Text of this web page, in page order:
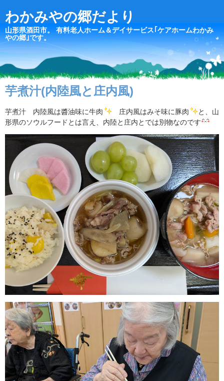
わかみやの郷だより
山形県酒田市。 有料老人ホーム＆デイサービス｢ケアホームわかみ
やの郷｣です。
芋煮汁(内陸風と庄内風)
芋煮汁 内陸風は醬油味に牛肉 庄内風はみそ味に豚肉
と、山
形県のソウルフードとは言え、内陸と庄内とでは別物なのです